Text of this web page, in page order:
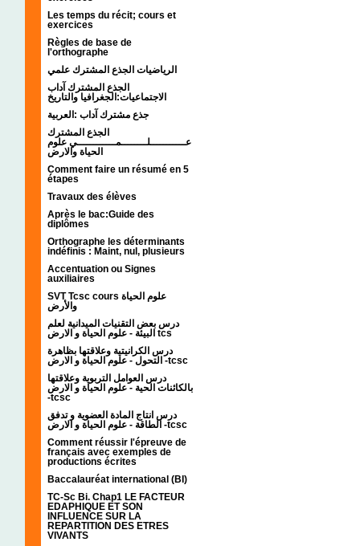
Les temps du récit; cours et
exercices
Règles de base de
l'orthographe
الرياضيات الجذع المشترك علمي
الجذع المشترك آداب
الاجتماعيات:الجغرافيا والتاريخ
جذع مشترك آداب :العربية
الجذع المشترك
عـــــــــــلــــــــمــــــــــــي علوم
الحياة والارض
Comment faire un résumé en 5
étapes
Travaux des élèves
Après le bac:Guide des
diplômes
Orthographe les déterminants
indéfinis : Maint, nul, plusieurs
Accentuation ou Signes
auxiliaires
SVT Tcsc cours علوم الحياة
والأرض
درس بعض التقنيات الميدانية لعلم
البيئة - علوم الحياة و الارض tcs
درس الكرانيتية وعلاقتها بظاهرة
التحول - علوم الحياة و الارض -tcsc
درس العوامل التربوية وعلاقتها
بالكائنات الحية - علوم الحياة و الارض
-tcsc
درس انتاج المادة العضوية و تدفق
الطاقة - علوم الحياة و الارض -tcsc
Comment réussir l'épreuve de
français avec exemples de
productions écrites
Baccalauréat international (BI)
TC-Sc Bi. Chap1 LE FACTEUR
EDAPHIQUE ET SON
INFLUENCE SUR LA
REPARTITION DES ETRES
VIVANTS